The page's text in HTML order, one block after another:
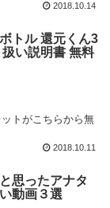
2018.10.14
トル 還元くん3
い説明書 無料
トがこちらから無
2018.10.11
思ったアナタ
動画３選